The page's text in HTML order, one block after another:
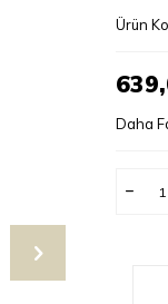
Ürün
Daha